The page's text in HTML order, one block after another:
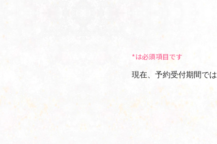
*は必須項目です
現在、予約受付期間で